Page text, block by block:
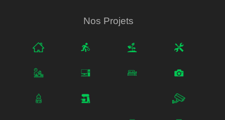
Nos Projets